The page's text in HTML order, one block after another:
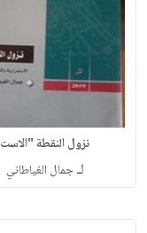
نزول النقطة "الاست
لـجمال الغياطاني